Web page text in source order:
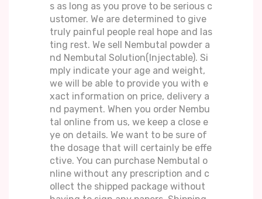
s as long as you prove to be serious c
ustomer. We are determined to give
truly painful people real hope and las
ting rest. We sell Nembutal powder a
nd Nembutal Solution(Injectable). Si
mply indicate your age and weight,
we will be able to provide you with e
xact information on price, delivery a
nd payment. When you order Nembu
tal online from us, we keep a close e
ye on details. We want to be sure of
the dosage that will certainly be effe
ctive. You can purchase Nembutal o
nline without any prescription and c
ollect the shipped package without